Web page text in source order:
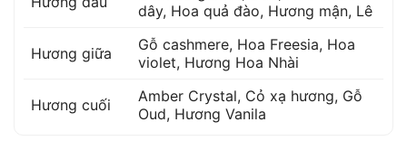
dây, Hoa quả đào, Hương mận, Lê
Hương giữa Gỗ cashmere, Hoa Freesia, Hoa
violet, Hương Hoa Nhài
Hương cuối Amber Crystal, Cỏ xạ hương, Gỗ
Oud, Hương Vanila